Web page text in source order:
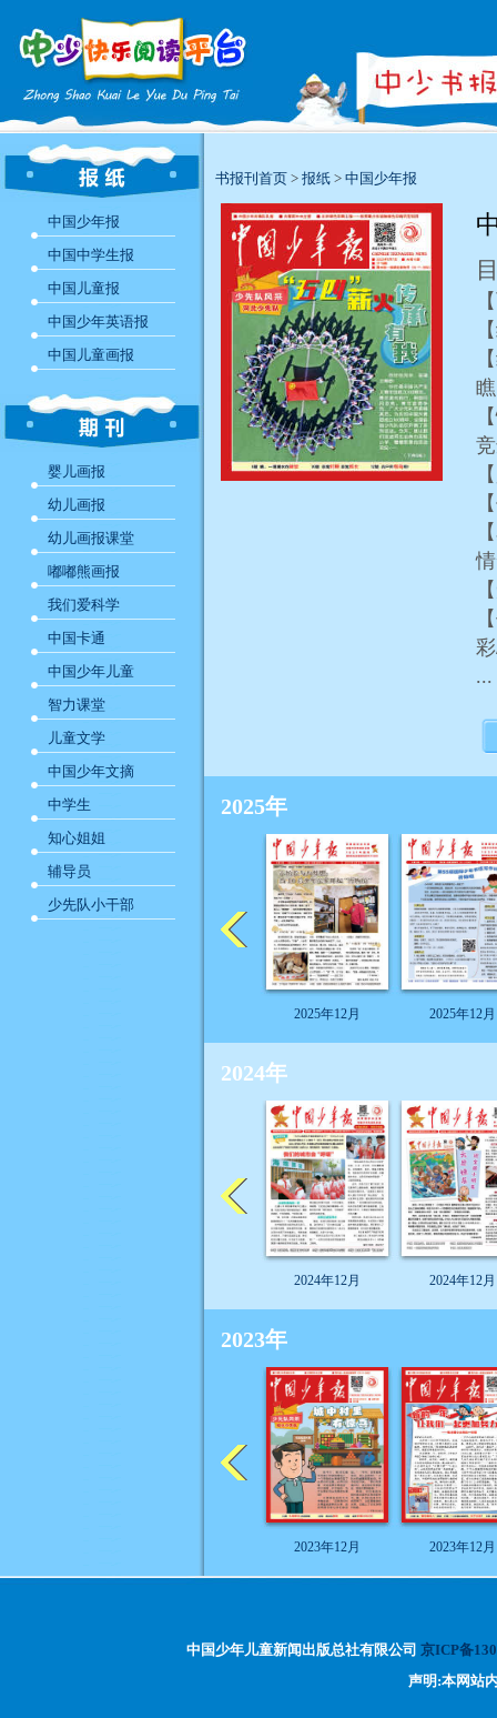
中国少年报
中国中学生报
中国儿童报
中国少年英语报
中国儿童画报
婴儿画报
幼儿画报
幼儿画报课堂
嘟嘟熊画报
我们爱科学
中国卡通
中国少年儿童
智力课堂
儿童文学
中国少年文摘
中学生
知心姐姐
辅导员
少先队小干部
书报刊首页 > 报纸 > 中国少年报
...
2025年
2025年12月 2025年12月
2024年
2024年12月 2024年12月
2023年
2023年12月 2023年12月
中国少年儿童新闻出版总社有限公司 京ICP备
声明:本网站